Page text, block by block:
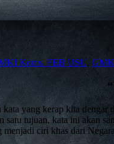
Koms. FEB USU,
yang kerap kita
satu tujuan, kata ini akan
ciri khas dari